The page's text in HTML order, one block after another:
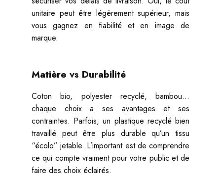
unitaire peut être légèrement supérieur, mais
vous gagnez en fiabilité et en image de
marque.
Matière vs Durabilité
Coton bio, polyester recyclé, bambou…
chaque choix a ses avantages et ses
contraintes. Parfois, un plastique recyclé bien
travaillé peut être plus durable qu’un tissu
“écolo” jetable. L’important est de comprendre
ce qui compte vraiment pour votre public et de
faire des choix éclairés.